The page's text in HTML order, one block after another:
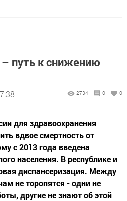
путь к снижению
2734 0 0
для здравоохранения
вдвое смертность от
с 2013 года введена
населения. В республике и
диспансеризация. Между
не торопятся - одни не
другие не знают об этой